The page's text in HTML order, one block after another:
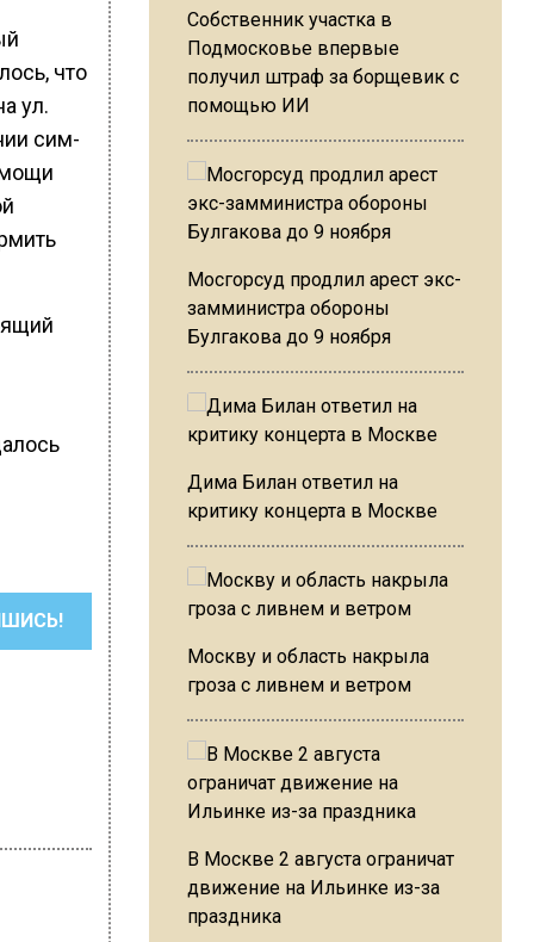
что
ул.
сим-
Собственник участка в
Подмосковье впервые
получил штраф за борщевик с
помощью ИИ
Мосгорсуд продлил арест экс-
замминистра обороны
Булгакова до 9 ноября
Дима Билан ответил на
критику концерта в Москве
Москву и область накрыла
гроза с ливнем и ветром
В Москве 2 августа ограничат
движение на Ильинке из-за
праздника